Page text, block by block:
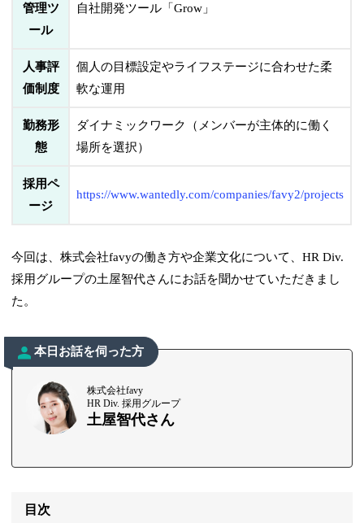
管理ツ
ール
自社開発ツール「Grow」
人事評
価制度
個人の目標設定やライフステージに合わせた柔
軟な運用
勤務形
態
ダイナミックワーク（メンバーが主体的に働く
場所を選択）
採用ペ
ージ
https://www.wantedly.com/companies/favy2/projects
今回は、株式会社favyの働き方や企業文化について、HR Div.
採用グループの土屋智代さんにお話を聞かせていただきまし
た。
本日お話を伺った方
株式会社favy
HR Div. 採用グループ
土屋智代さん
目次